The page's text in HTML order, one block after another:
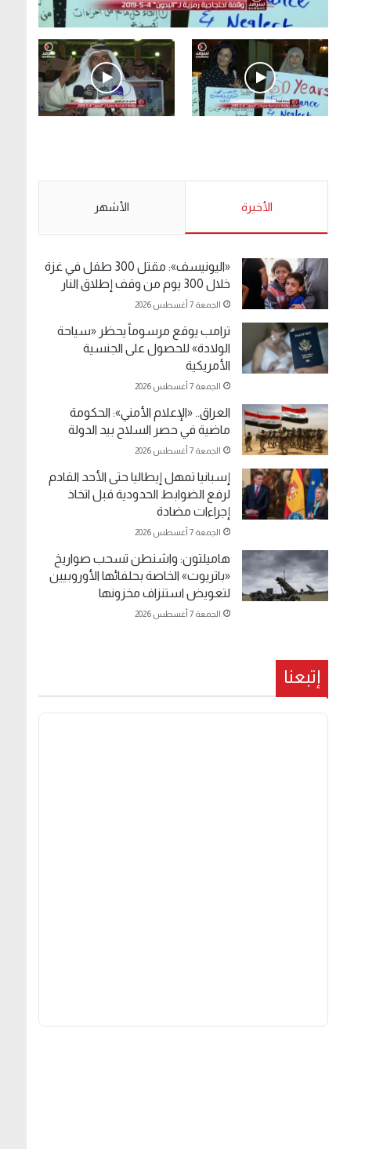
.وقفة احتجاجية رمزية لـ”#البدون” في ساحة الإرادة
الأحد 5 مايو 2019
مخدرات يعني ولا خمر؟!.
الأخيرة الأشهر
«اليونيسف»: مقتل 300 طفل في غزة
خلال 300 يوم من وقف إطلاق النار
الجمعة 7 أغسطس 2026
ترامب يوقع مرسوماً يحظر «سياحة
الولادة» للحصول على الجنسية
الأمريكية
الجمعة 7 أغسطس 2026
العراق.. «الإعلام الأمني»: الحكومة
ماضية في حصر السلاح بيد الدولة
الجمعة 7 أغسطس 2026
إسبانيا تمهل إيطاليا حتى الأحد القادم
لرفع الضوابط الحدودية قبل اتخاذ
إجراءات مضادة
الجمعة 7 أغسطس 2026
هاميلتون: واشنطن تسحب صواريخ
«باتريوت» الخاصة بحلفائها الأوروبيين
لتعويض استنزاف مخزونها
الجمعة 7 أغسطس 2026
إتبعنا